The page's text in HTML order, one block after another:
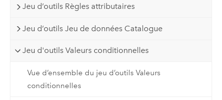
Jeu d’outils Règles attributaires
Jeu d’outils Jeu de données Catalogue
Jeu d'outils Valeurs conditionnelles
Vue d’ensemble du jeu d’outils Valeurs
conditionnelles